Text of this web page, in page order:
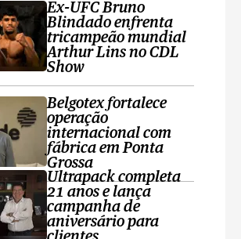
Ex-UFC Bruno
Blindado enfrenta
tricampeão mundial
Arthur Lins no CDL
Show
Belgotex fortalece
operação
internacional com
fábrica em Ponta
Grossa
Ultrapack completa
21 anos e lança
campanha de
aniversário para